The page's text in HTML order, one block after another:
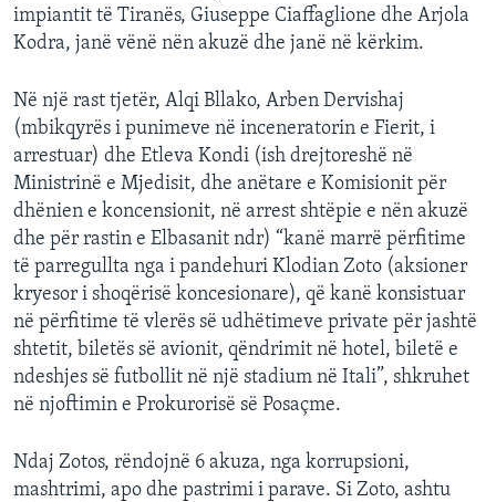
impiantit të Tiranës, Giuseppe Ciaffaglione dhe Arjola
Kodra, janë vënë nën akuzë dhe janë në kërkim.
Në një rast tjetër, Alqi Bllako, Arben Dervishaj
(mbikqyrës i punimeve në inceneratorin e Fierit, i
arrestuar) dhe Etleva Kondi (ish drejtoreshë në
Ministrinë e Mjedisit, dhe anëtare e Komisionit për
dhënien e koncensionit, në arrest shtëpie e nën akuzë
dhe për rastin e Elbasanit ndr) “kanë marrë përfitime
të parregullta nga i pandehuri Klodian Zoto (aksioner
kryesor i shoqërisë koncesionare), që kanë konsistuar
në përfitime të vlerës së udhëtimeve private për jashtë
shtetit, biletës së avionit, qëndrimit në hotel, biletë e
ndeshjes së futbollit në një stadium në Itali”, shkruhet
në njoftimin e Prokurorisë së Posaçme.
Ndaj Zotos, rëndojnë 6 akuza, nga korrupsioni,
mashtrimi, apo dhe pastrimi i parave. Si Zoto, ashtu